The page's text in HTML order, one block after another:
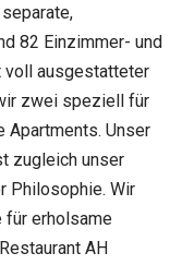
82 Einzimmer- und
voll ausgestatteter
zwei speziell für
Apartments. Unser
zugleich unser
Philosophie. Wir
für erholsame
AH